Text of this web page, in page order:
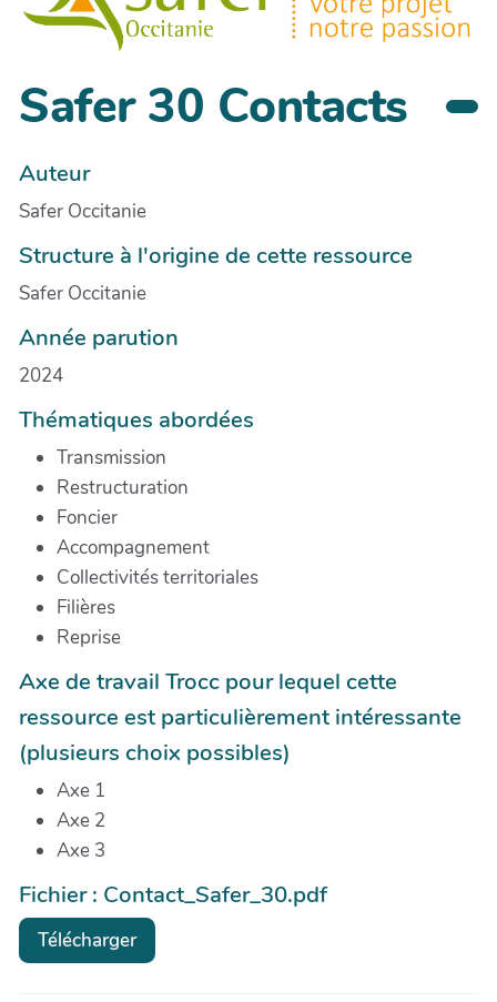
Safer 30 Contacts
Auteur
Safer Occitanie
Structure à l'origine de cette ressource
Safer Occitanie
Année parution
2024
Thématiques abordées
Transmission
Restructuration
Foncier
Accompagnement
Collectivités territoriales
Filières
Reprise
Axe de travail Trocc pour lequel cette
ressource est particulièrement intéressante
(plusieurs choix possibles)
Axe 1
Axe 2
Axe 3
Fichier : Contact_Safer_30.pdf
Télécharger